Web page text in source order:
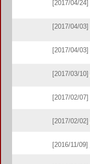
[2017/04/24]
[2017/04/03]
[2017/04/03]
[2017/03/10]
[2017/02/07]
[2017/02/02]
[2016/11/09]